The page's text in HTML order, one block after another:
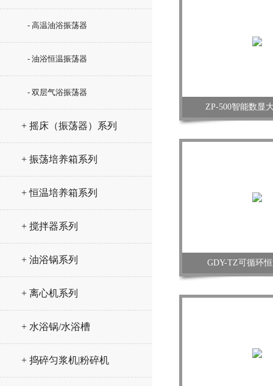
- 高温油浴振荡器
- 油浴恒温振荡器
- 双层气浴振荡器
+ 摇床（振荡器）系列
+ 振荡培养箱系列
+ 恒温培养箱系列
+ 搅拌器系列
+ 油浴锅系列
+ 离心机系列
+ 水浴锅/水浴槽
+ 捣碎匀浆机|粉碎机
ZP-500智能数显
GDY-TZ可循环